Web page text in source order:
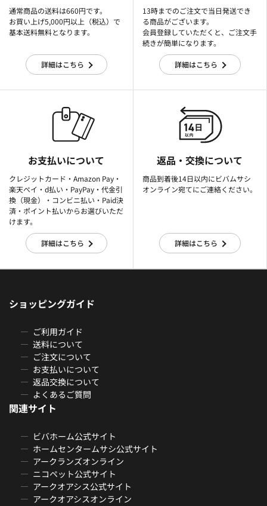
通常商品の送料は660円です。
お買い上げ5,000円以上（税込）で
基本送料無料となります。
詳細はこちら
13時までのご注文で当日発送でき
る商品がございます。
会員登録していただくと、ご注文手
続きが簡単になります。
詳細はこちら
お支払いについて
クレジットカード・Amazon Pay・
楽天ぺイ・d払い・PayPay・代金引
換（現金）・コンビニ払い・Paid決
済・ポイント払いからお選びいただ
けます。
詳細はこちら
返品・交換について
商品到着後14日以内にビバムサシ
オンライン宛てにご連絡ください。
詳細はこちら
ショッピングガイド
ご利用ガイド
送料について
ご注文について
お支払いについて
返品交換について
よくあるご質問
関連サイト
ビバホーム公式サイト
ホームセンタームサシ公式サイト
アークランズオンライン
ニコペット公式サイト
アークオアシス公式サイト
アークオアシスオンライン